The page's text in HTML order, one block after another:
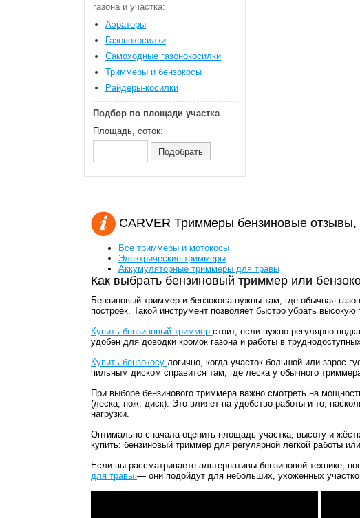
газона и участка:
Аэраторы
Газонокосилки
Самоходные газонокосилки
Триммеры и бензокосы
Райдеры-косилки
Подбор по площади участка
Площадь, соток:
CARVER Триммеры бензиновые
Все триммеры и мотокосы
Электрические триммеры
Аккумуляторные триммеры для травы
Как выбрать бензиновый триммер или
Бензиновый триммер и бензокоса нужны там, где обычная
построек. Такой инструмент позволяет быстро убрать высокую
Купить бензиновый триммер стоит, если нужно регулярно
удобен для доводки кромок газона и работы в
Купить бензокосу логично, когда участок большой или зарос
пильным диском справится там, где леска у обычного
При выборе бензинового триммера важно смотреть на
(леска, нож, диск). Это влияет на удобство работы и то,
нагрузки.
Оптимально сначала оценить площадь участка, высоту и
купить: бензиновый триммер для регулярной лёгкой работы
Если вы рассматриваете альтернативы бензиновой технике,
для травы — они подойдут для небольших, ухоженных